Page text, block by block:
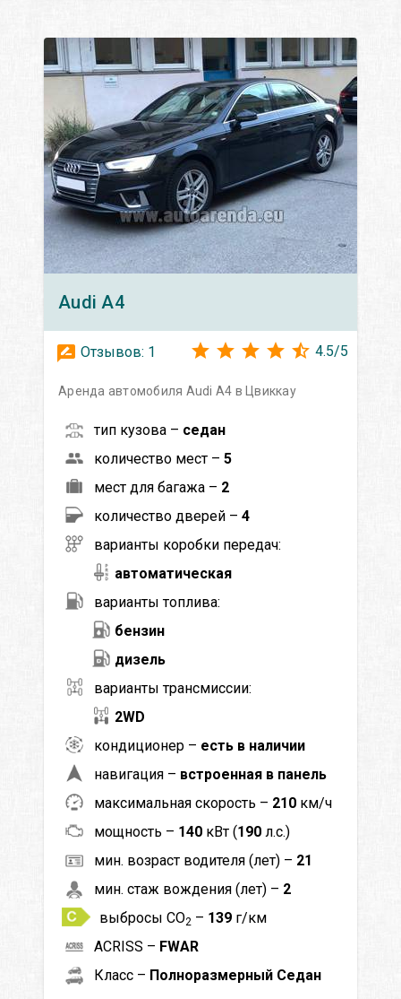
Audi A4
Отзывов: 1 4.5/5
Аренда автомобиля Audi A4 в Цвиккау
тип кузова – седан
количество мест – 5
мест для багажа – 2
количество дверей – 4
варианты коробки передач:
автоматическая
варианты топлива:
бензин
дизель
варианты трансмиссии:
2WD
кондиционер – есть в наличии
навигация – встроенная в панель
максимальная скорость – 210 км/ч
мощность – 140 кВт (190 л.с.)
мин. возраст водителя (лет) – 21
мин. стаж вождения (лет) – 2
выбросы CO2 – 139 г/км
ACRISS – FWAR
Класс – Полноразмерный Седан